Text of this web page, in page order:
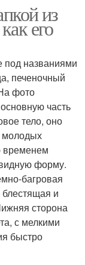
из
его
под названиями
печеночный
фото
часть
тело, оно
молодых
временем
форму.
багровая
и
сторона
с мелкими
быстро